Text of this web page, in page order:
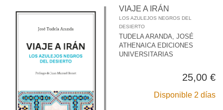
VIAJE A IRÁN
LOS AZULEJOS NEGROS DEL
DESIERTO
TUDELA ARANDA, JOSÉ
ATHENAICA EDICIONES
UNIVERSITARIAS
25,00 €
Disponible 2 días